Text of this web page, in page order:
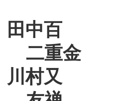
百
重金
又